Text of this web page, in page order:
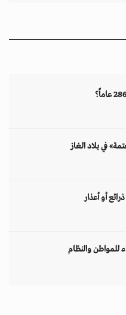
في بلاد الغاز
أو أعذار
للمواطن والنظام